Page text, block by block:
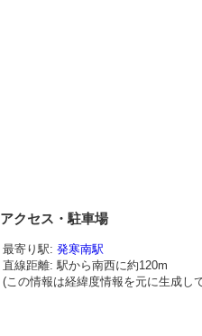
アクセス・駐車場
最寄り駅: 発寒南駅
直線距離: 駅から南西に約120m
(この情報は経緯度情報を元に生成し